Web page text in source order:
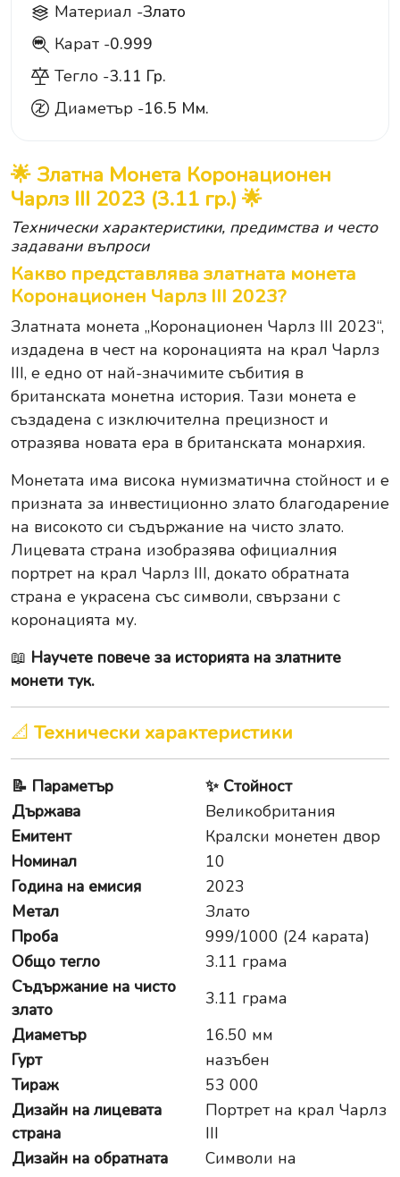
Материал -Злато
999 Карат -0.999
Тегло -3.11 Гр.
Диаметър -16.5 Мм.
🌟 Златна Монета Коронационен
Чарлз III 2023 (3.11 гр.) 🌟
Технически характеристики, предимства и често
задавани въпроси
Какво представлява златната монета
Коронационен Чарлз III 2023?
Златната монета „Коронационен Чарлз III 2023“,
издадена в чест на коронацията на крал Чарлз
III, е едно от най-значимите събития в
британската монетна история. Тази монета е
създадена с изключителна прецизност и
отразява новата ера в британската монархия.
Монетата има висока нумизматична стойност и е
призната за инвестиционно злато благодарение
на високото си съдържание на чисто злато.
Лицевата страна изобразява официалния
портрет на крал Чарлз III, докато обратната
страна е украсена със символи, свързани с
коронацията му.
📖 Научете повече за историята на златните
монети тук.
📐 Технически характеристики
📝 Параметър ✨ Стойност
Държава
Великобритания
Емитент
Кралски монетен двор
Номинал
10
Година на емисия
2023
Метал
Злато
Проба
999/1000 (24 карата)
Общо тегло
3.11 грама
Съдържание на чисто
злато
3.11 грама
Диаметър
16.50 мм
Гурт
назъбен
Тираж
53 000
Дизайн на лицевата
страна
Портрет на крал Чарлз
III
Дизайн на обратната
Символи на